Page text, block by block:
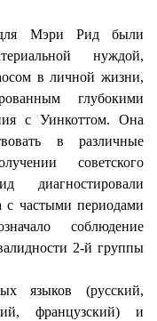
Мэри Рид были
нуждой,
в личной жизни,
глубокими
с Уинкоттом. Она
в различные
советского
с частыми периодами
соблюдение
2-й группы
языков (русский,
французский) и